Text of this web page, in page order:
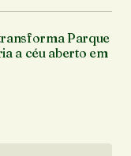
Parque
a céu aberto em